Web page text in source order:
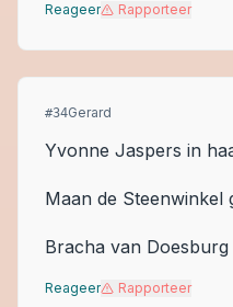
Reageer Rapporteer
#34Gerard
Yvonne Jaspers in
Maan de Steenwinkel
Bracha van
Reageer Rapporteer